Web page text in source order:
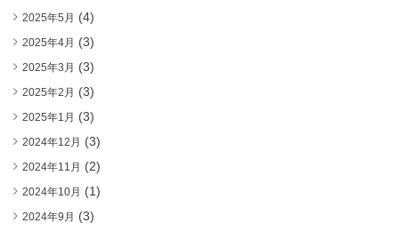
2025年5月 (4)
2025年4月 (3)
2025年3月 (3)
2025年2月 (3)
2025年1月 (3)
2024年12月 (3)
2024年11月 (2)
2024年10月 (1)
2024年9月 (3)